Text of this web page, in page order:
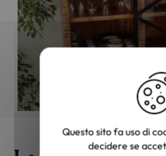
Stin
Vintage anni '60
Questo sito fa uso di
decidere se